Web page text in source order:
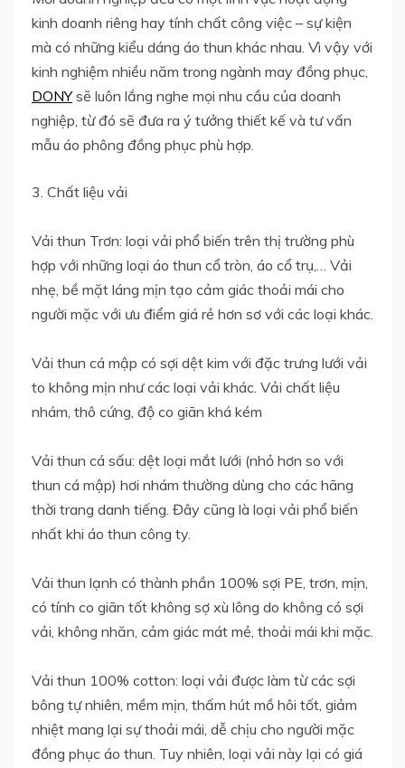
kinh doanh riêng hay tính chất công việc – sự kiện
mà có những kiểu dáng áo thun khác nhau. Vì vậy với
kinh nghiệm nhiều năm trong ngành may đồng phục,
DONYsẽ luôn lắng nghe mọi nhu cầu của doanh
nghiệp, từ đó sẽ đưa ra ý tưởng thiết kế và tư vấn
mẫu áo phông đồng phục phù hợp.
3. Chất liệu vải
Vải thun Trơn: loại vải phổ biến trên thị trường phù
hợp với những loại áo thun cổ tròn, áo cổ trụ,… Vải
nhẹ, bề mặt láng mịn tạo cảm giác thoải mái cho
người mặc với ưu điểm giá rẻ hơn sơ với các loại khác.
Vải thun cá mập có sợi dệt kim với đặc trưng lưới vải
to không mịn như các loại vải khác. Vải chất liệu
nhám, thô cứng, độ co giãn khá kém
Vải thun cá sấu: dệt loại mắt lưới (nhỏ hơn so với
thun cá mập) hơi nhám thường dùng cho các hãng
thời trang danh tiếng. Đây cũng là loại vải phổ biến
nhất khi áo thun công ty.
Vải thun lạnh có thành phần 100% sợi PE, trơn, mịn,
có tính co giãn tốt không sợ xù lông do không có sợi
vải, không nhăn, cảm giác mát mẻ, thoải mái khi mặc.
Vải thun 100% cotton: loại vải được làm từ các sợi
bông tự nhiên, mềm mịn, thấm hút mồ hôi tốt, giảm
nhiệt mang lại sự thoải mái, dễ chịu cho người mặc
đồng phục áo thun. Tuy nhiên, loại vải này lại có giá